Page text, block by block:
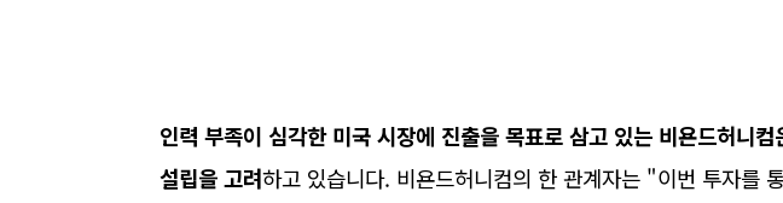
인력 부족이 심각한 미국 시장에 진출을 목표로 삼고 있는 비욘드허니
설립을 고려하고 있습니다. 비욘드허니컴의 한 관계자는 "이번 투자를